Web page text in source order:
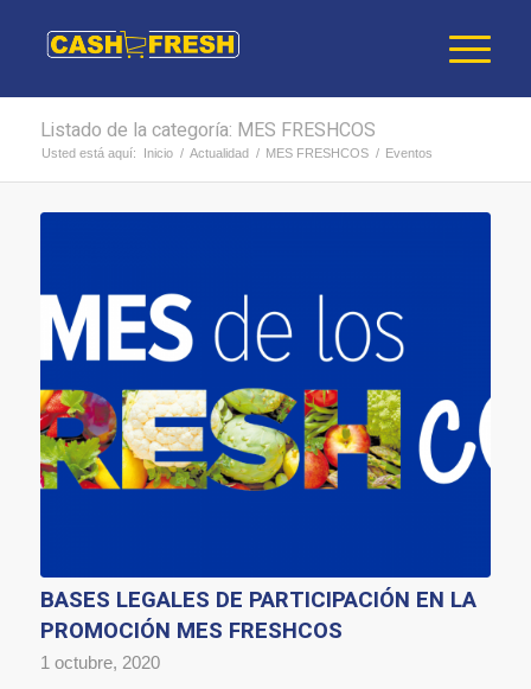
Listado de la categoría: MES FRESHCOS
Usted está aquí: Inicio / Actualidad / MES FRESHCOS / Eventos
BASES LEGALES DE PARTICIPACIÓN EN LA
PROMOCIÓN MES FRESHCOS
1 octubre, 2020